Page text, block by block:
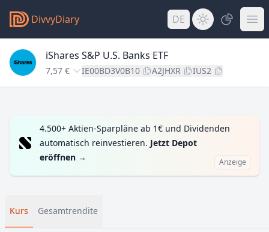
DivvyDiary DE
iShares S&P U.S. Banks ETF
7,57 € IE00BD3V0B10 A2JHXR IUS2
4.500+ Aktien-Sparpläne ab 1€ und Dividenden
automatisch reinvestieren. Jetzt Depot
eröffnen → Anzeige
Kurs Gesamtrendite